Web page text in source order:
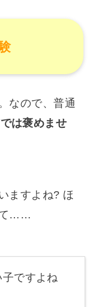
なので、普通
は褒めませ
ますよね? ほ
て……
ですよね